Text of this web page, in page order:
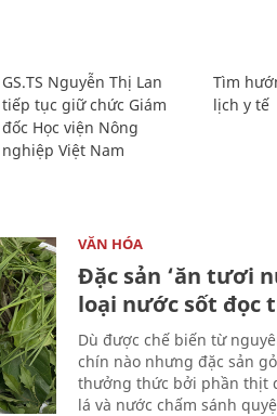
GS.TS Nguyễn Thị Lan
tiếp tục giữ chức Giám
đốc Học viện Nông
nghiệp Việt Nam
Tìm
lịch y tế
VĂN HÓA
Đặc sản ‘ăn tươi
loại nước sốt đọc
Dù được chế biến từ
chín nào nhưng đặc sản
thưởng thức bởi phần thịt
lá và nước chấm sánh